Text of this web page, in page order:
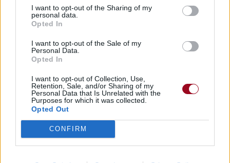
I want to opt-out of the Sharing of my
personal data.
Opted In
I want to opt-out of the Sale of my
Personal Data.
Opted In
I want to opt-out of Collection, Use,
Retention, Sale, and/or Sharing of my
Personal Data that Is Unrelated with the
Purposes for which it was collected.
Opted Out
CONFIRM